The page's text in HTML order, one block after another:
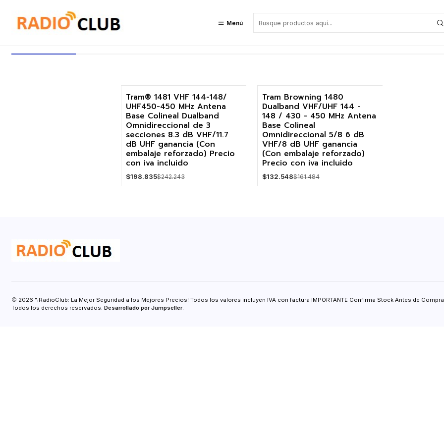
Menú
Antena Colineal Dualband TRAM
Antena Colineal Dualband TRAM
-18%
Tram® 1481 VHF 144-148/
UHF450-450 MHz Antena
Base Colineal Dualband
Omnidireccional de 3
secciones 8.3 dB VHF/11.7
dB UHF ganancia (Con
embalaje reforzado) Precio
con iva incluido
$198.835$242.243
-18%
Tram Browning 1480
Dualband VHF/UHF 144 -
148 / 430 - 450 MHz Antena
Base Colineal
Omnidireccional 5/8 6 dB
VHF/8 dB UHF ganancia
(Con embalaje reforzado)
Precio con iva incluido
$132.548$161.484
2026 "¡RadioClub: La Mejor Seguridad a los Mejores Precios! Todos los valores incluyen IVA con factura IMPORTANTE Confirma Stock Antes de
Todos los derechos reservados. Desarrollado por Jumpseller.